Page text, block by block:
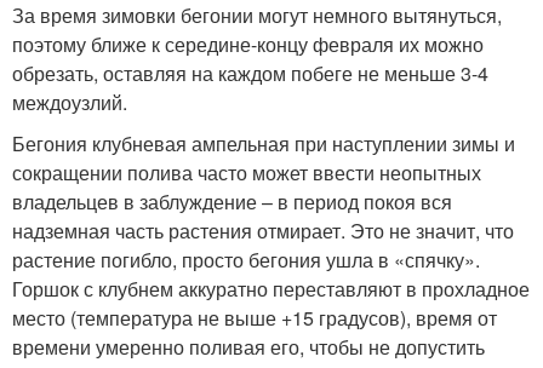
За время зимовки бегонии могут немного вытянуться,
поэтому ближе к середине-концу февраля их можно
обрезать, оставляя на каждом побеге не меньше 3-4
междоузлий.
Бегония клубневая ампельная при наступлении зимы и
сокращении полива часто может ввести неопытных
владельцев в заблуждение – в период покоя вся
надземная часть растения отмирает. Это не значит, что
растение погибло, просто бегония ушла в «спячку».
Горшок с клубнем аккуратно переставляют в прохладное
место (температура не выше +15 градусов), время от
времени умеренно поливая его, чтобы не допустить